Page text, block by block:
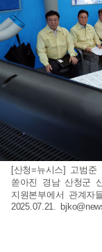
[산청=뉴시스] 고범
쏟아진 경남 산청군
지원본부에서 관계자
2025.07.21.